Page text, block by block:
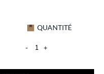
QUANTITÉ
- +